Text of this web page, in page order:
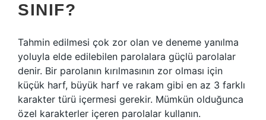
SINIF?
Tahmin edilmesi çok zor olan ve deneme yanılma
yoluyla elde edilebilen parolalara güçlü parolalar
denir. Bir parolanın kırılmasının zor olması için
küçük harf, büyük harf ve rakam gibi en az 3 farklı
karakter türü içermesi gerekir. Mümkün olduğunca
özel karakterler içeren parolalar kullanın.